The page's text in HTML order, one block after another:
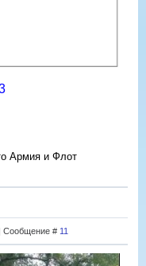
Армия и Флот
Сообщение # 11